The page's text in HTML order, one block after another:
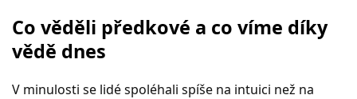
Co věděli předkové a co víme díky
vědě dnes
V minulosti se lidé spoléhali spíše na intuici než na